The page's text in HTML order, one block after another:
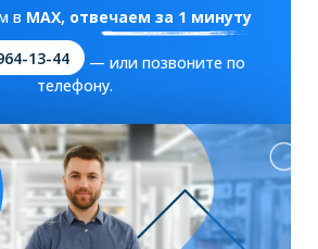
в MAX, отвечаем за 1 минуту
13-44
— или позвоните по
телефону.